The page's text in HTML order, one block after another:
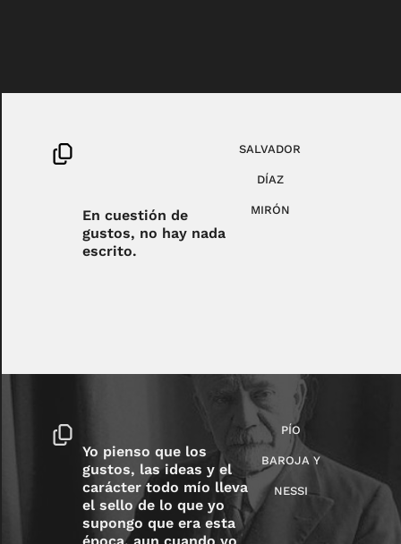
En cuestión de
gustos, no hay nada
escrito.
SALVADOR
DÍAZ
MIRÓN
Yo pienso que los
gustos, las ideas y el
carácter todo mío lleva
el sello de lo que yo
supongo que era esta
época, aun cuando yo
PÍO
BAROJA Y
NESSI